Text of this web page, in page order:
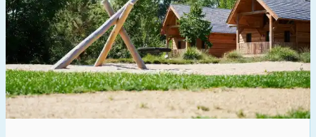
Unterkunft
Nicht im Ferienpark 24
Im Ferienpark 1600 +
Einfamilienhaus